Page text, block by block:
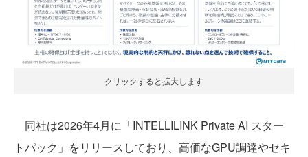
クリックすると拡大します
同社は2026年4月に「INTELLILINK Private AI スター
トパック」をリリースしており、高価なGPU調達やセキ